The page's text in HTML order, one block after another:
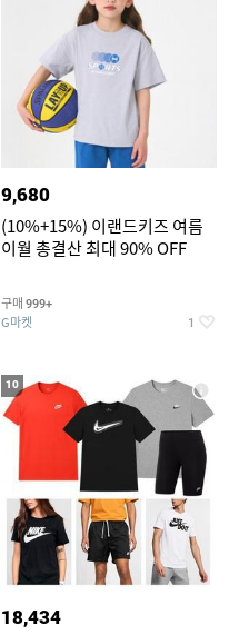
9,680
(10%+15%) 이랜드키즈 여름
이월 총결산 최대 90% OFF
구매 999+
G마켓 1
10
18,434